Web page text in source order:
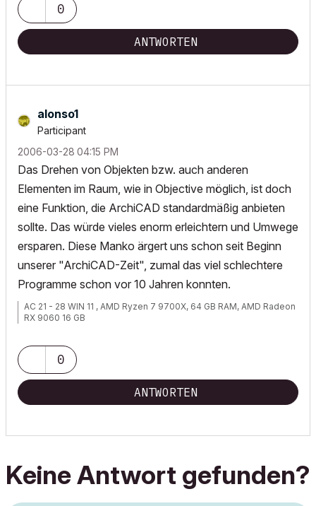
0
ANTWORTEN
alonso1
Participant
‎2006-03-28 04:15 PM
Das Drehen von Objekten bzw. auch anderen
Elementen im Raum, wie in Objective möglich, ist doch
eine Funktion, die ArchiCAD standardmäßig anbieten
sollte. Das würde vieles enorm erleichtern und Umwege
ersparen. Diese Manko ärgert uns schon seit Beginn
unserer "ArchiCAD-Zeit", zumal das viel schlechtere
Programme schon vor 10 Jahren konnten.
AC 21 - 28 WIN 11 , AMD Ryzen 7 9700X, 64 GB RAM, AMD Radeon
RX 9060 16 GB
0
ANTWORTEN
Keine Antwort gefunden?